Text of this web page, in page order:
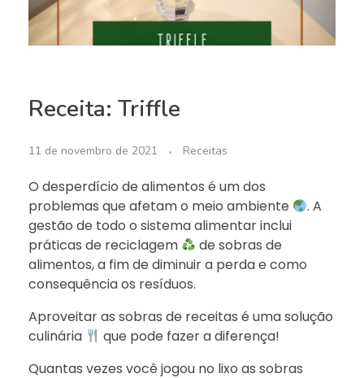
Receita: Triffle
11 de novembro de 2021 Receitas
O desperdício de alimentos é um dos
problemas que afetam o meio ambiente
. A
gestão de todo o sistema alimentar inclui
práticas de reciclagem
de sobras de
alimentos, a fim de diminuir a perda e como
consequência os resíduos.
Aproveitar as sobras de receitas é uma solução
culinária
que pode fazer a diferença!
Quantas vezes você jogou no lixo as sobras